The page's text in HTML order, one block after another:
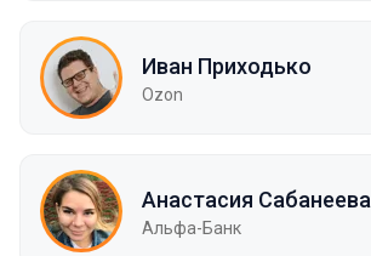
Иван Приходько
Ozon
Анастасия Сабанеева
Альфа-Банк